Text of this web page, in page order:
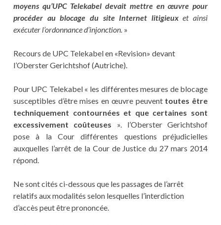
moyens qu’UPC Telekabel devait mettre en œuvre pour
procéder au blocage du site Internet litigieuxet ainsi
exécuter l’ordonnance d’injonction. »
Recours de UPC Telekabel en «Revision» devant
l’Oberster Gerichtshof (Autriche).
Pour UPC Telekabel « les différentes mesures de blocage
susceptibles d’être mises en œuvre peuventtoutes être
techniquement contournées et que certaines sont
excessivement coûteuses ». l’Oberster Gerichtshof
pose à la Cour différentes questions préjudicielles
auxquelles l’arrêt de la Cour de Justice du 27 mars 2014
répond.
Ne sont cités ci-dessous que les passages de l’arrêt
relatifs aux modalités selon lesquelles l’interdiction
d’accès peut être prononcée.